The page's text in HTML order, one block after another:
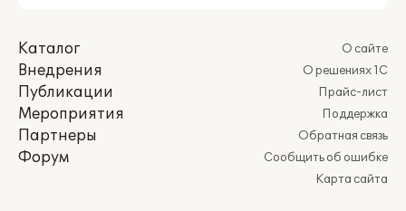
Каталог
Внедрения
Публикации
Мероприятия
Партнеры
Форум
О сайте
О решениях 1С
Прайс-лист
Поддержка
Обратная связь
Сообщить об ошибке
Карта сайта